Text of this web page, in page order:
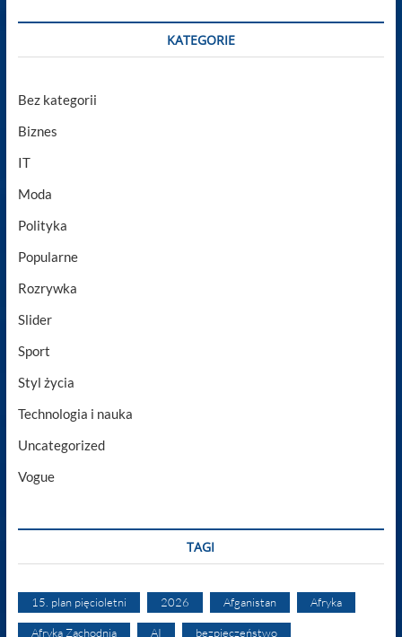
KATEGORIE
Bez kategorii
Biznes
IT
Moda
Polityka
Popularne
Rozrywka
Slider
Sport
Styl życia
Technologia i nauka
Uncategorized
Vogue
TAGI
15. plan pięcioletni 2026 Afganistan Afryka
Afryka Zachodnia AI bezpieczeństwo